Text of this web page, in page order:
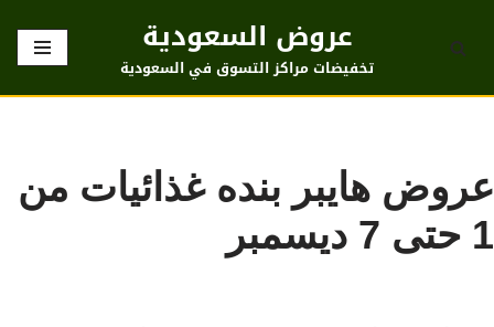
تخطى
عروض السعودية
تخفيضات مراكز التسوق في السعودية
عروض هايبر بنده غذائيات من
1 حتى 7 ديسمبر